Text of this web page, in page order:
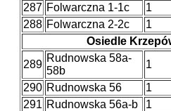
287 Folwarczna 1-1c 1
288 Folwarczna 2-2c 1
Osiedle
289
Rudnowska 58a-
58b
1
290 Rudnowska 56 1
291 Rudnowska 56a-b 1